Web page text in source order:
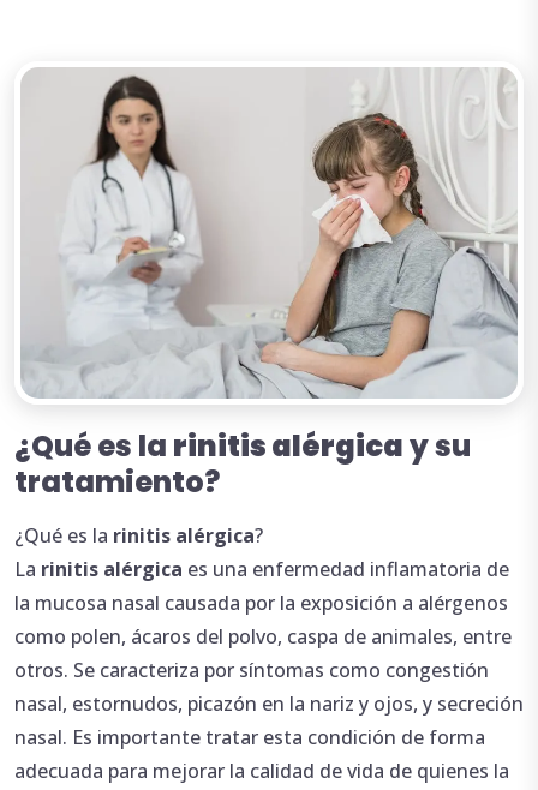
¿Qué es la rinitis alérgicay su
tratamiento?
¿Qué es la rinitis alérgica?
La rinitis alérgica es una enfermedad inflamatoria de
la mucosa nasal causada por la exposición a alérgenos
como polen, ácaros del polvo, caspa de animales, entre
otros. Se caracteriza por síntomas como congestión
nasal, estornudos, picazón en la nariz y ojos, y secreción
nasal. Es importante tratar esta condición de forma
adecuada para mejorar la calidad de vida de quienes la